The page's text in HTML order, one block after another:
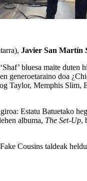
Javier San Martín
bluesa maite
generoetaraino doa
Taylor, Memphis Slim,
Estatu Batuetako
albuma, The Set-Up,
Cousins taldeak